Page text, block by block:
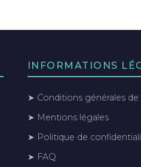
INFORMATIONS
➤ Conditions générales de
➤ Mentions légales
➤ Politique de
➤ FAQ